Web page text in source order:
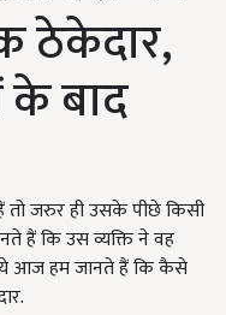
बाद
जरुर ही उसके पीछे किसी
हैं कि उस व्यक्ति ने वह
आज हम जानते हैं कि कैसे